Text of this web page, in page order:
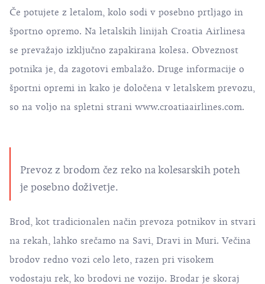
Če potujete z letalom, kolo sodi v posebno prtljago in
športno opremo. Na letalskih linijah Croatia Airlinesa
se prevažajo izključno zapakirana kolesa. Obveznost
potnika je, da zagotovi embalažo. Druge informacije o
športni opremi in kako je določena v letalskem prevozu,
so na voljo na spletni strani www.croatiaairlines.com.
Prevoz z brodom čez reko na kolesarskih poteh
je posebno doživetje.
Brod, kot tradicionalen način prevoza potnikov in stvari
na rekah, lahko srečamo na Savi, Dravi in Muri. Večina
brodov redno vozi celo leto, razen pri visokem
vodostaju rek, ko brodovi ne vozijo. Brodar je skoraj